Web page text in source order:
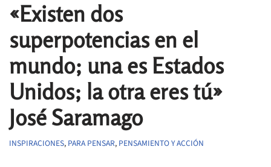
«Existen dos
superpotencias en el
mundo; una es Estados
Unidos; la otra eres tú»
José Saramago
INSPIRACIONES, PARA PENSAR, PENSAMIENTO Y ACCIÓN